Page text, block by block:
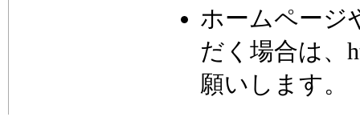
ホームページ
だく場合は、
願いします。